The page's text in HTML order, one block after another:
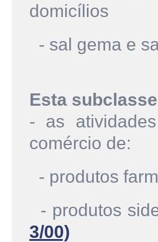
domicílios
- sal gema e
Esta
- as
comércio de:
- produtos
- produtos
3/00)